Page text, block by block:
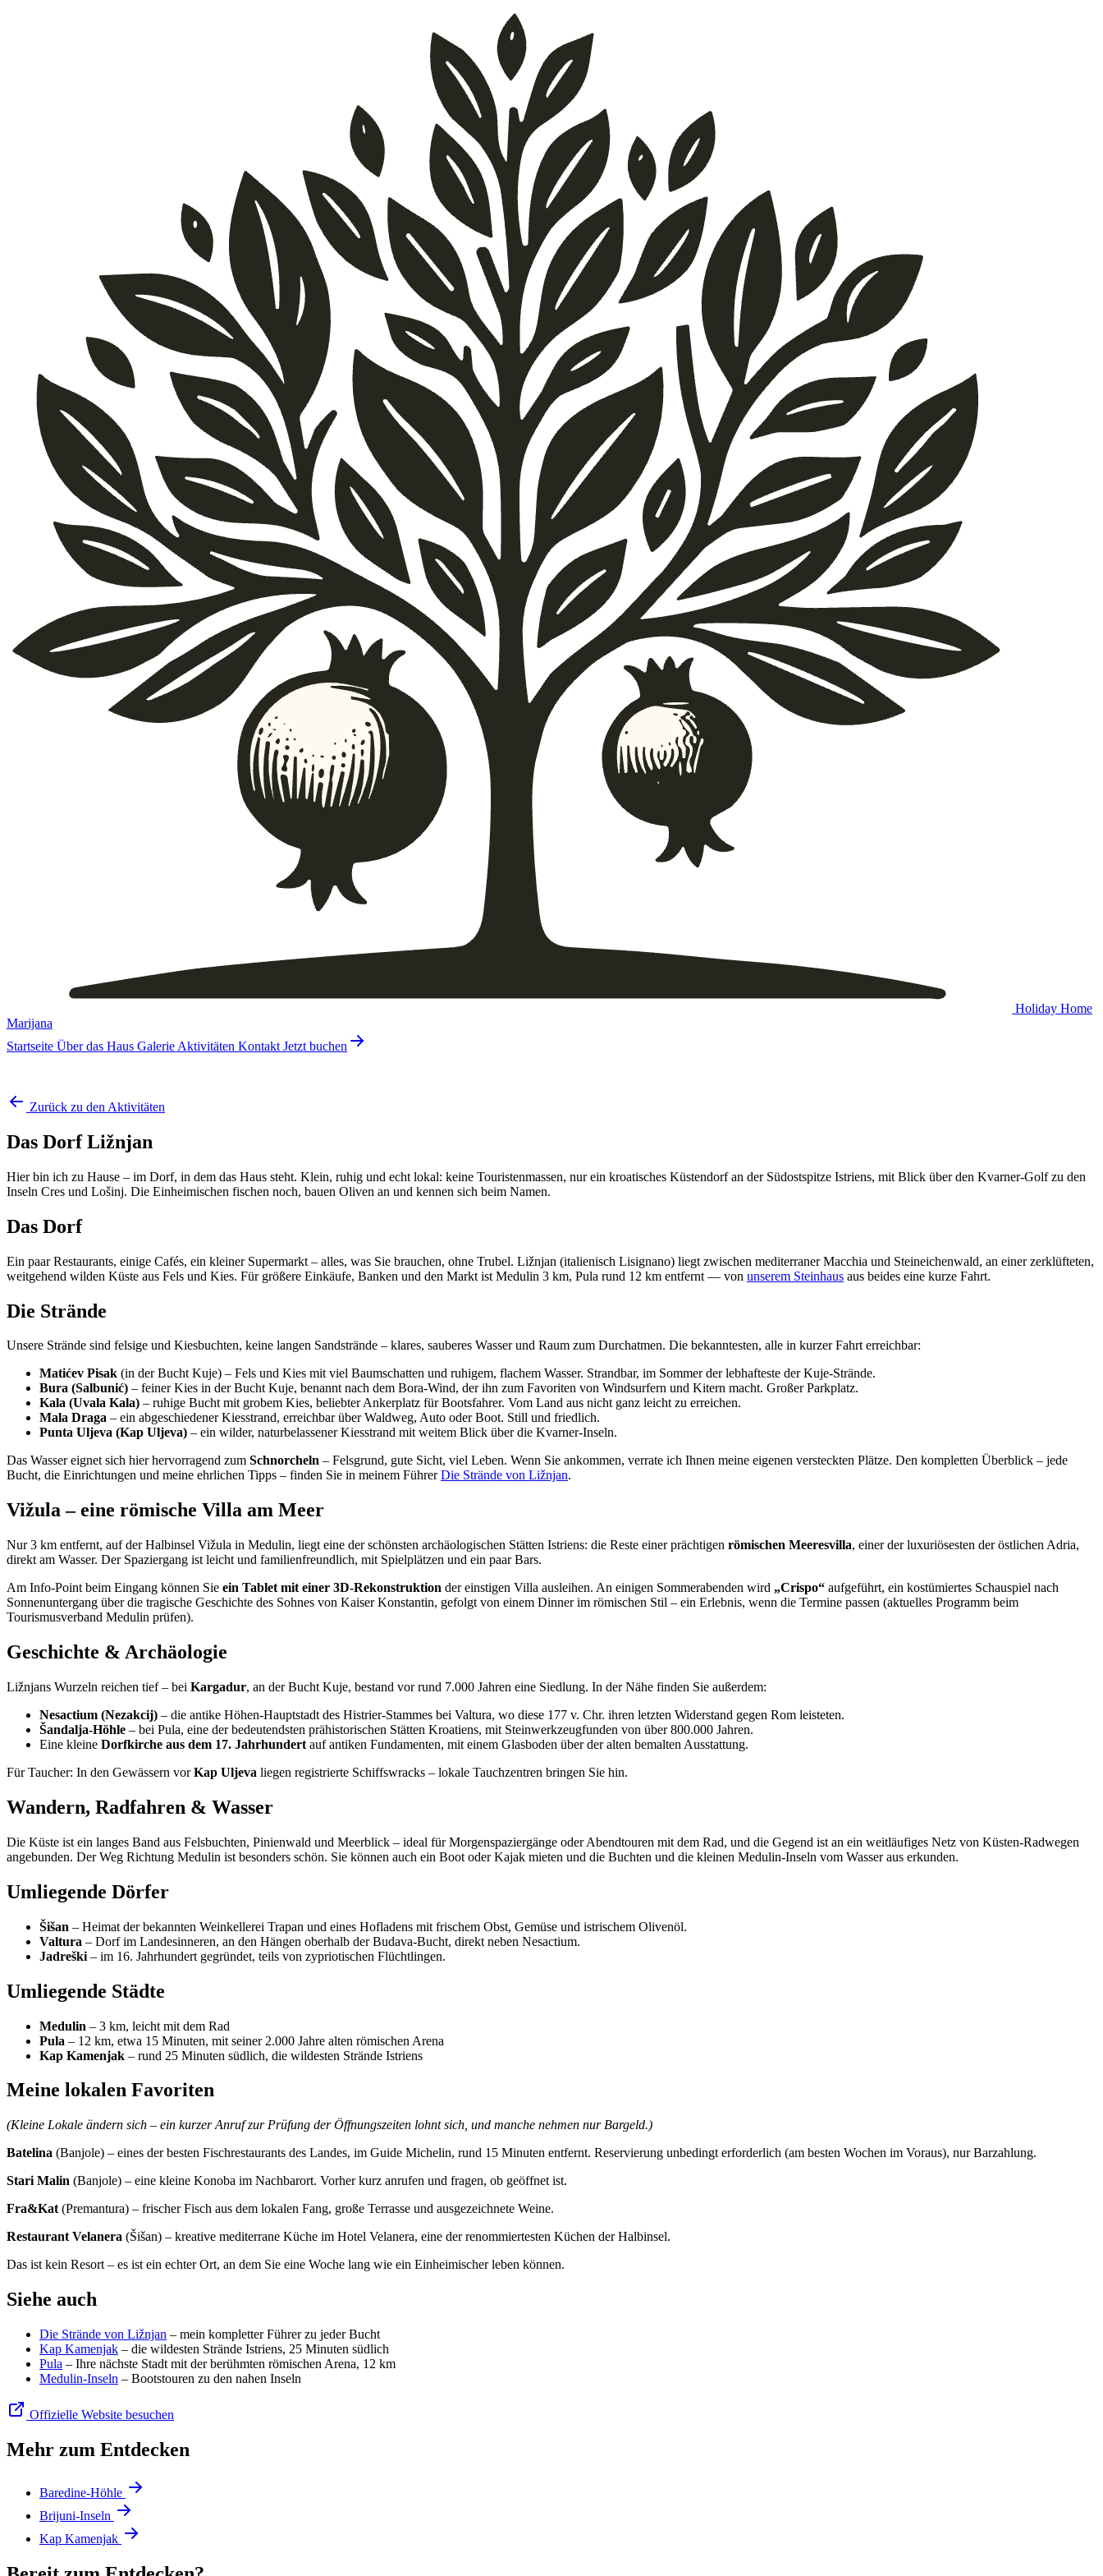
Holiday Home
Marijana
Startseite Über das Haus Galerie Aktivitäten Kontakt Jetzt buchen
Zurück zu den Aktivitäten
Das Dorf Ližnjan
Hier bin ich zu Hause – im Dorf, in dem das Haus steht. Klein, ruhig und echt lokal: keine Touristenmassen, nur ein kroatisches Küstendorf an der Südostspitze Istriens, mit Blick über den Kvarner-Golf zu den
Inseln Cres und Lošinj. Die Einheimischen fischen noch, bauen Oliven an und kennen sich beim Namen.
Das Dorf
Ein paar Restaurants, einige Cafés, ein kleiner Supermarkt – alles, was Sie brauchen, ohne Trubel. Ližnjan (italienisch Lisignano) liegt zwischen mediterraner Macchia und Steineichenwald, an einer zerklüfteten,
weitgehend wilden Küste aus Fels und Kies. Für größere Einkäufe, Banken und den Markt ist Medulin 3 km, Pula rund 12 km entfernt — von unserem Steinhaus aus beides eine kurze Fahrt.
Die Strände
Unsere Strände sind felsige und Kiesbuchten, keine langen Sandstrände – klares, sauberes Wasser und Raum zum Durchatmen. Die bekanntesten, alle in kurzer Fahrt erreichbar:
Matićev Pisak (in der Bucht Kuje) – Fels und Kies mit viel Baumschatten und ruhigem, flachem Wasser. Strandbar, im Sommer der lebhafteste der Kuje-Strände.
Bura (Salbunić) – feiner Kies in der Bucht Kuje, benannt nach dem Bora-Wind, der ihn zum Favoriten von Windsurfern und Kitern macht. Großer Parkplatz.
Kala (Uvala Kala) – ruhige Bucht mit grobem Kies, beliebter Ankerplatz für Bootsfahrer. Vom Land aus nicht ganz leicht zu erreichen.
Mala Draga – ein abgeschiedener Kiesstrand, erreichbar über Waldweg, Auto oder Boot. Still und friedlich.
Punta Uljeva (Kap Uljeva) – ein wilder, naturbelassener Kiesstrand mit weitem Blick über die Kvarner-Inseln.
Das Wasser eignet sich hier hervorragend zum Schnorcheln – Felsgrund, gute Sicht, viel Leben. Wenn Sie ankommen, verrate ich Ihnen meine eigenen versteckten Plätze. Den kompletten Überblick – jede
Bucht, die Einrichtungen und meine ehrlichen Tipps – finden Sie in meinem FührerDie Strände von Ližnjan.
Vižula – eine römische Villa am Meer
Nur 3 km entfernt, auf der Halbinsel Vižula in Medulin, liegt eine der schönsten archäologischen Stätten Istriens: die Reste einer prächtigen römischen Meeresvilla, einer der luxuriösesten der östlichen Adria,
direkt am Wasser. Der Spaziergang ist leicht und familienfreundlich, mit Spielplätzen und ein paar Bars.
Am Info-Point beim Eingang können Sie ein Tablet mit einer 3D-Rekonstruktion der einstigen Villa ausleihen. An einigen Sommerabenden wird „Crispo“ aufgeführt, ein kostümiertes Schauspiel nach
Sonnenuntergang über die tragische Geschichte des Sohnes von Kaiser Konstantin, gefolgt von einem Dinner im römischen Stil – ein Erlebnis, wenn die Termine passen (aktuelles Programm beim
Tourismusverband Medulin prüfen).
Geschichte & Archäologie
Ližnjans Wurzeln reichen tief – bei Kargadur, an der Bucht Kuje, bestand vor rund 7.000 Jahren eine Siedlung. In der Nähe finden Sie außerdem:
Nesactium (Nezakcij) – die antike Höhen-Hauptstadt des Histrier-Stammes bei Valtura, wo diese 177 v. Chr. ihren letzten Widerstand gegen Rom leisteten.
Šandalja-Höhle – bei Pula, eine der bedeutendsten prähistorischen Stätten Kroatiens, mit Steinwerkzeugfunden von über 800.000 Jahren.
Eine kleine Dorfkirche aus dem 17. Jahrhundert auf antiken Fundamenten, mit einem Glasboden über der alten bemalten Ausstattung.
Für Taucher: In den Gewässern vorKap Uljeva liegen registrierte Schiffswracks – lokale Tauchzentren bringen Sie hin.
Wandern, Radfahren & Wasser
Die Küste ist ein langes Band aus Felsbuchten, Pinienwald und Meerblick – ideal für Morgenspaziergänge oder Abendtouren mit dem Rad, und die Gegend ist an ein weitläufiges Netz von Küsten-Radwegen
angebunden. Der Weg Richtung Medulin ist besonders schön. Sie können auch ein Boot oder Kajak mieten und die Buchten und die kleinen Medulin-Inseln vom Wasser aus erkunden.
Umliegende Dörfer
Šišan – Heimat der bekannten Weinkellerei Trapan und eines Hofladens mit frischem Obst, Gemüse und istrischem Olivenöl.
Valtura – Dorf im Landesinneren, an den Hängen oberhalb der Budava-Bucht, direkt neben Nesactium.
Jadreški – im 16. Jahrhundert gegründet, teils von zypriotischen Flüchtlingen.
Umliegende Städte
Medulin – 3 km, leicht mit dem Rad
Pula – 12 km, etwa 15 Minuten, mit seiner 2.000 Jahre alten römischen Arena
Kap Kamenjak – rund 25 Minuten südlich, die wildesten Strände Istriens
Meine lokalen Favoriten
(Kleine Lokale ändern sich – ein kurzer Anruf zur Prüfung der Öffnungszeiten lohnt sich, und manche nehmen nur Bargeld.)
Batelina (Banjole) – eines der besten Fischrestaurants des Landes, im Guide Michelin, rund 15 Minuten entfernt. Reservierung unbedingt erforderlich (am besten Wochen im Voraus), nur Barzahlung.
Stari Malin (Banjole) – eine kleine Konoba im Nachbarort. Vorher kurz anrufen und fragen, ob geöffnet ist.
Fra&Kat (Premantura) – frischer Fisch aus dem lokalen Fang, große Terrasse und ausgezeichnete Weine.
Restaurant Velanera (Šišan) – kreative mediterrane Küche im Hotel Velanera, eine der renommiertesten Küchen der Halbinsel.
Das ist kein Resort – es ist ein echter Ort, an dem Sie eine Woche lang wie ein Einheimischer leben können.
Siehe auch
Die Strände von Ližnjan – mein kompletter Führer zu jeder Bucht
Kap Kamenjak – die wildesten Strände Istriens, 25 Minuten südlich
Pula – Ihre nächste Stadt mit der berühmten römischen Arena, 12 km
Medulin-Inseln – Bootstouren zu den nahen Inseln
Offizielle Website besuchen
Mehr zum Entdecken
Baredine-Höhle
Brijuni-Inseln
Kap Kamenjak